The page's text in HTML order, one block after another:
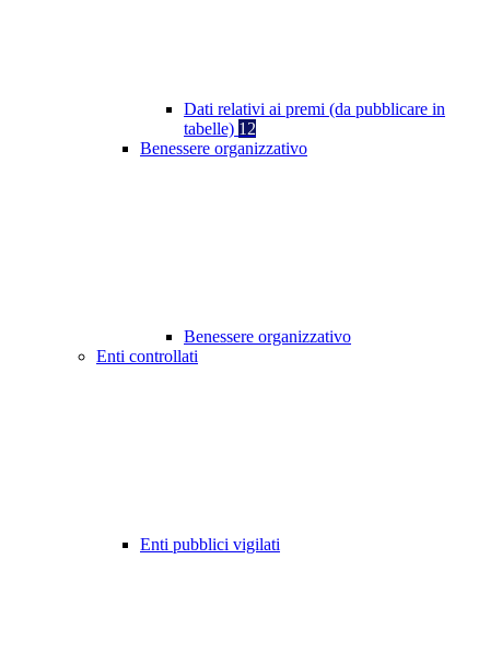
Dati relativi ai premi (da pubblicare in
tabelle) 12
Benessere organizzativo
Benessere organizzativo
Enti controllati
Enti pubblici vigilati